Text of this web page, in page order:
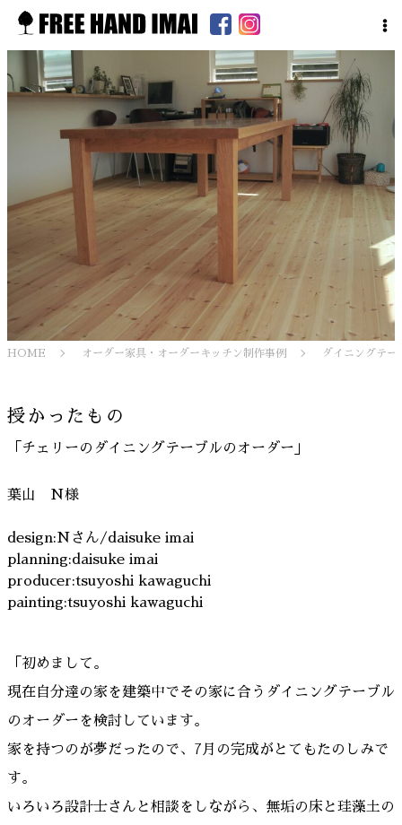
HOME オーダー家具・オーダーキッチン制作事例 ダイニングテー
授かったもの
「チェリーのダイニングテーブルのオーダー」
葉山 N様
design:Nさん/daisuke imai
planning:daisuke imai
producer:tsuyoshi kawaguchi
painting:tsuyoshi kawaguchi
「初めまして。
現在自分達の家を建築中でその家に合うダイニングテーブル
のオーダーを検討しています。
家を持つのが夢だったので、7月の完成がとてもたのしみで
す。
いろいろ設計士さんと相談をしながら、無垢の床と珪藻土の